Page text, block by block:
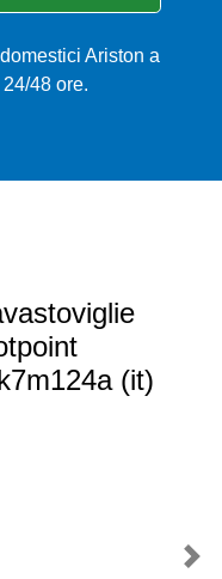
Ariston a
48 ore.
(it)